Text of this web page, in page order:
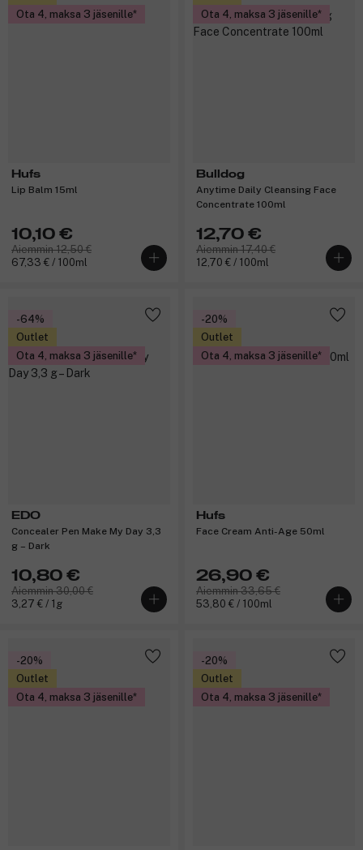
Ota 4, maksa 3 jäsenille
Hufs
Lip Balm 15ml
10,10 €
Aiemmin 12,50 €
67,33 € / 100ml
Ota 4, maksa 3 jäsenille
Bulldog
Anytime Daily Cleansing Face
Concentrate 100ml
12,70 €
Aiemmin 17,40 €
12,70 € / 100ml
-64%
Outlet
Ota 4, maksa 3 jäsenille
EDO
Concealer Pen Make My Day 3,3
g – Dark
10,80 €
Aiemmin 30,00 €
3,27 € / 1g
-20%
Outlet
Ota 4, maksa 3 jäsenille
Hufs
Face Cream Anti-Age 50ml
26,90 €
Aiemmin 33,65 €
53,80 € / 100ml
-20%
Outlet
Ota 4, maksa 3 jäsenille
-20%
Outlet
Ota 4, maksa 3 jäsenille